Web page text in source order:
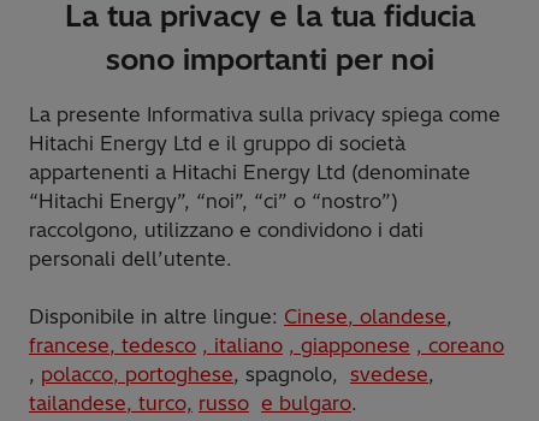
La tua privacy e la tua fiducia
sono importanti per noi
La presente Informativa sulla privacy spiega come
Hitachi Energy Ltd e il gruppo di società
appartenenti a Hitachi Energy Ltd (denominate
“Hitachi Energy”, “noi”, “ci” o “nostro”)
raccolgono, utilizzano e condividono i dati
personali dell’utente.
Disponibile in altre lingue: Cinese, olandese,
francese, tedesco , italiano , giapponese , coreano
, polacco, portoghese, spagnolo, svedese,
tailandese, turco, russo e bulgaro.